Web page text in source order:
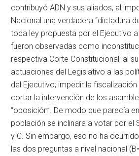
contribuyó ADN y sus aliados, al
Nacional una verdadera “dictadura
toda ley propuesta por el Ejecutivo
fueron observadas como
respectiva Corte Constitucional; al
actuaciones del Legislativo a las
del Ejecutivo; impedir la
cortar la intervención de los
“oposición”. De modo que parecía
población se inclinara a votar por el
y C. Sin embargo, eso no ha
las dos preguntas a nivel nacional